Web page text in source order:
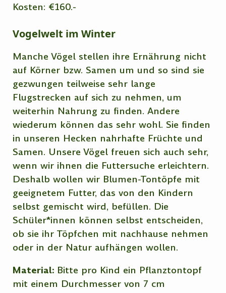
Kosten: €160.-
Vogelwelt im Winter
Manche Vögel stellen ihre Ernährung nicht
auf Körner bzw. Samen um und so sind sie
gezwungen teilweise sehr lange
Flugstrecken auf sich zu nehmen, um
weiterhin Nahrung zu finden. Andere
wiederum können das sehr wohl. Sie finden
in unseren Hecken nahrhafte Früchte und
Samen. Unsere Vögel freuen sich auch sehr,
wenn wir ihnen die Futtersuche erleichtern.
Deshalb wollen wir Blumen-Tontöpfe mit
geeignetem Futter, das von den Kindern
selbst gemischt wird, befüllen. Die
Schüler*innen können selbst entscheiden,
ob sie ihr Töpfchen mit nachhause nehmen
oder in der Natur aufhängen wollen.
Material: Bitte pro Kind ein Pflanztontopf
mit einem Durchmesser von 7 cm